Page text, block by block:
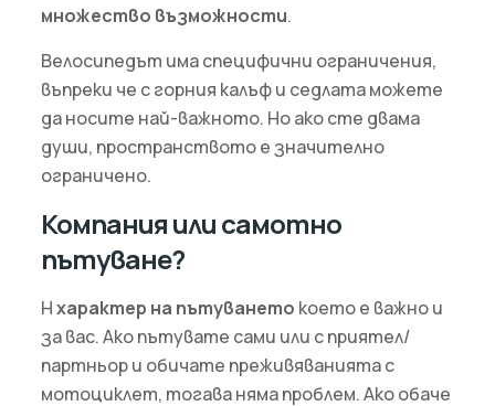
множество възможности.
Велосипедът има специфични ограничения,
въпреки че с горния калъф и седлата можете
да носите най-важното. Но ако сте двама
души, пространството е значително
ограничено.
Компания или самотно
пътуване?
Ηхарактер на пътуването което е важно и
за вас. Ако пътувате сами или с приятел/
партньор и обичате преживяванията с
мотоциклет, тогава няма проблем. Ако обаче